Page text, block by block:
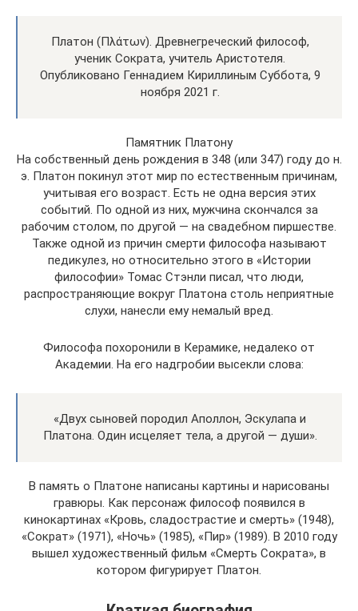
Платон (Πλάτων). Древнегреческий философ,
ученик Сократа, учитель Аристотеля.
Опубликовано Геннадием Кириллиным Суббота, 9
ноября 2021 г.
Памятник Платону
На собственный день рождения в 348 (или 347) году до н.
э. Платон покинул этот мир по естественным причинам,
учитывая его возраст. Есть не одна версия этих
событий. По одной из них, мужчина скончался за
рабочим столом, по другой — на свадебном пиршестве.
Также одной из причин смерти философа называют
педикулез, но относительно этого в «Истории
философии» Томас Стэнли писал, что люди,
распространяющие вокруг Платона столь неприятные
слухи, нанесли ему немалый вред.
Философа похоронили в Керамике, недалеко от
Академии. На его надгробии высекли слова:
«Двух сыновей породил Аполлон, Эскулапа и
Платона. Один исцеляет тела, а другой — души».
В память о Платоне написаны картины и нарисованы
гравюры. Как персонаж философ появился в
кинокартинах «Кровь, сладострастие и смерть» (1948),
«Сократ» (1971), «Ночь» (1985), «Пир» (1989). В 2010 году
вышел художественный фильм «Смерть Сократа», в
котором фигурирует Платон.